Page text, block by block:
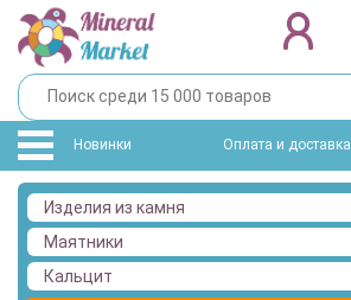
Новинки Оплата и доставка